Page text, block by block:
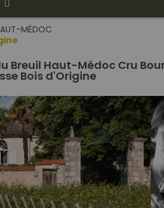
MÉDOC
Breuil Haut-Médoc Cru
Bois d'Origine